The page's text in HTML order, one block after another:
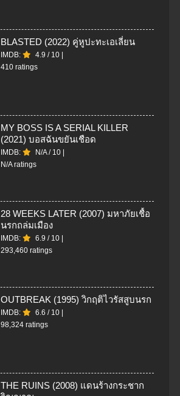
BLASTED (2022) คู่หูปะทะเอเลี่ยน
IMDB: 4.9 / 10
410 ratings
MY BOSS IS A SERIAL KILLER
(2021) บอสฉันขยันเชือด
IMDB: N/A/ 10
N/A ratings
28 WEEKS LATER (2007) มหาภัยเชื้อ
นรกถล่มเมือง
IMDB: 6.9 / 10
293,460 ratings
OUTBREAK (1995) วิกฤติไวรัสสูบนรก
IMDB: 6.6 / 10
98,324 ratings
THE RUINS (2008) แดนร้างกระชาก